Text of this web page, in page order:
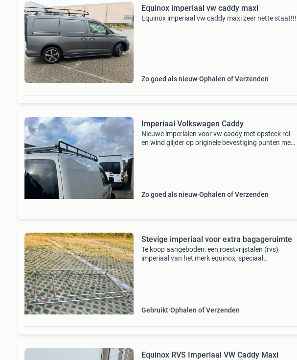
Equinox imperiaal vw caddy maxi
Equinox imperiaal vw caddy maxi zeer nette staat!!!
Zo goed als nieuw Ophalen of Verzenden
Imperiaal Volkswagen Caddy
Nieuwe imperialen voor vw caddy met opsteek rol
en wind glijder op originele bevestiging punten met
Zo goed als nieuw Ophalen of Verzenden
Stevige imperiaal voor extra bagageruimte
Te koop aangeboden: een roestvrijstalen (rvs)
imperiaal van het merk equinox, speciaal
Gebruikt Ophalen of Verzenden
Equinox RVS Imperiaal VW Caddy Maxi